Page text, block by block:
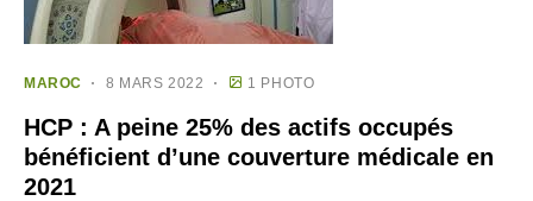
MAROC 8 MARS 2022 1 PHOTO
HCP : A peine 25% des actifs occupés
bénéficient d’une couverture médicale en
2021